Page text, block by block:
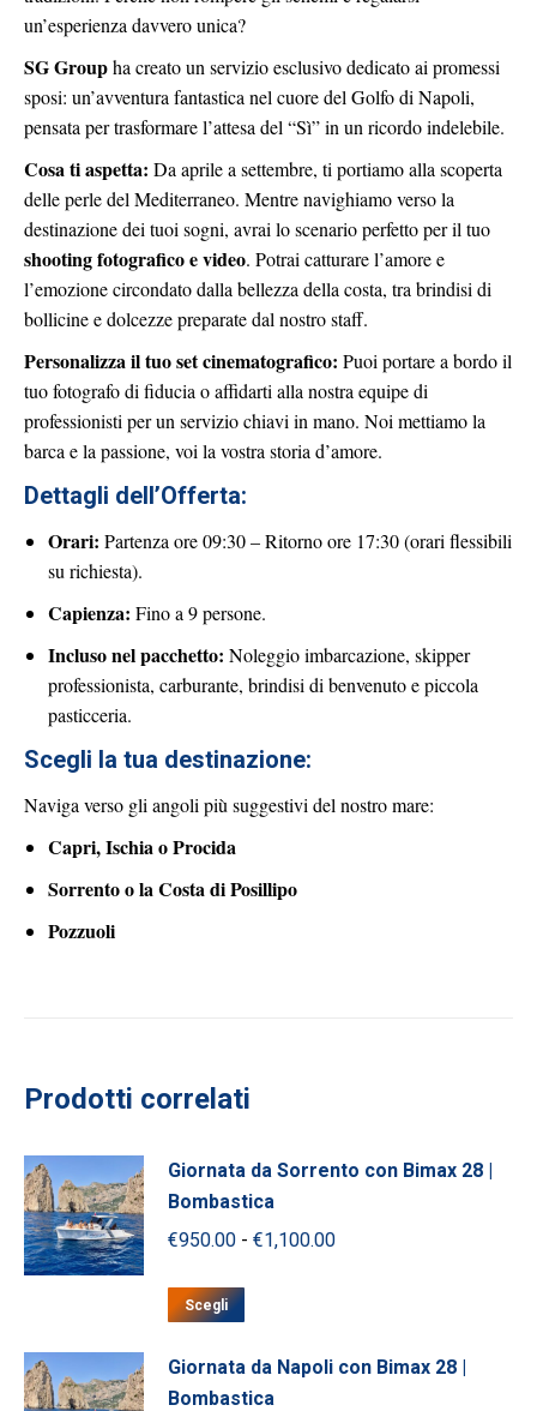
un’esperienza davvero unica?
SG Groupha creato un servizio esclusivo dedicato ai promessi
sposi: un’avventura fantastica nel cuore del Golfo di Napoli,
pensata per trasformare l’attesa del “Sì” in un ricordo indelebile.
Cosa ti aspetta: Da aprile a settembre, ti portiamo alla scoperta
delle perle del Mediterraneo. Mentre navighiamo verso la
destinazione dei tuoi sogni, avrai lo scenario perfetto per il tuo
shooting fotografico e video. Potrai catturare l’amore e
l’emozione circondato dalla bellezza della costa, tra brindisi di
bollicine e dolcezze preparate dal nostro staff.
Personalizza il tuo set cinematografico: Puoi portare a bordo il
tuo fotografo di fiducia o affidarti alla nostra equipe di
professionisti per un servizio chiavi in mano. Noi mettiamo la
barca e la passione, voi la vostra storia d’amore.
Dettagli dell’Offerta:
Orari: Partenza ore 09:30 – Ritorno ore 17:30 (orari flessibili
su richiesta).
Capienza: Fino a 9 persone.
Incluso nel pacchetto: Noleggio imbarcazione, skipper
professionista, carburante, brindisi di benvenuto e piccola
pasticceria.
Scegli la tua destinazione:
Naviga verso gli angoli più suggestivi del nostro mare:
Capri, Ischia o Procida
Sorrento o la Costa di Posillipo
Pozzuoli
Prodotti correlati
Giornata da Sorrento con Bimax 28 |
Bombastica
€950.00 - €1,100.00Fascia
€950.00
Scegli
ha
più
Giornata da Napoli con Bimax 28 |
Bombastica